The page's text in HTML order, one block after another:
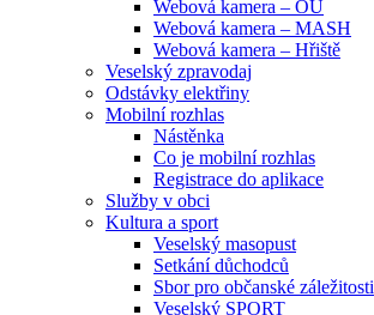
Webová kamera – OU
Webová kamera – MASH
Webová kamera – Hřiště
Veselský zpravodaj
Odstávky elektřiny
Mobilní rozhlas
Nástěnka
Co je mobilní rozhlas
Registrace do aplikace
Služby v obci
Kultura a sport
Veselský masopust
Setkání důchodců
Sbor pro občanské záležitosti
Veselský SPORT